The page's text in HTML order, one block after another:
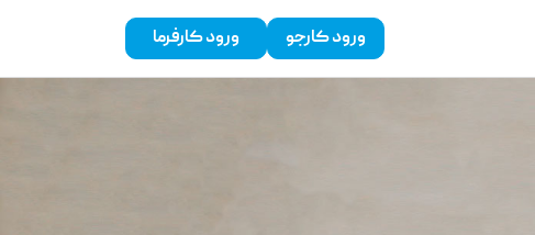
ورود کارجو ورود کارفرما